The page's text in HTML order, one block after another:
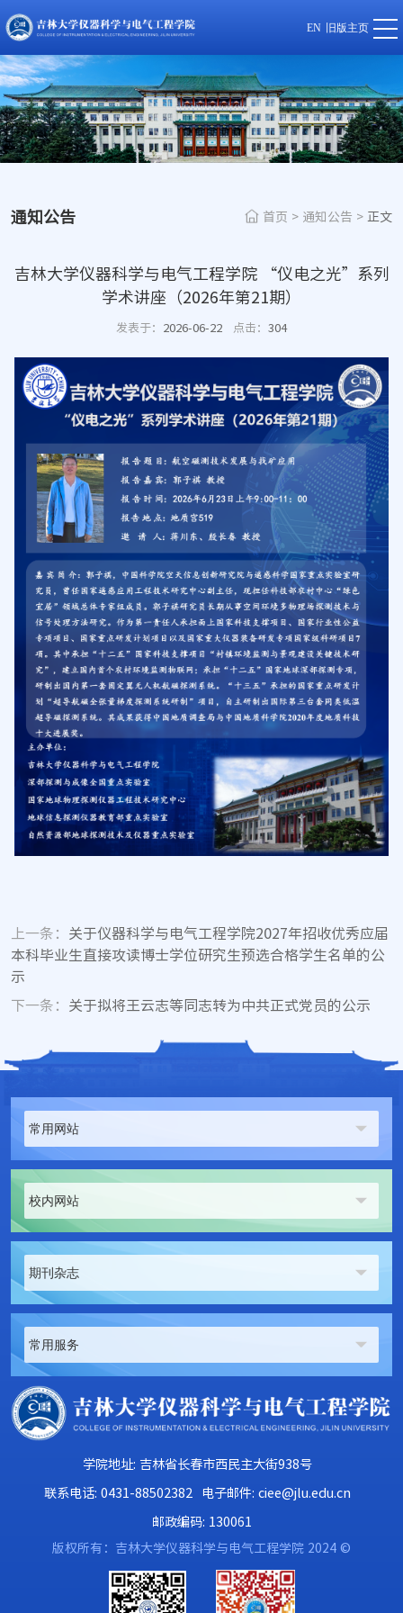
EN 旧版主页
通知公告 首页 > 通知公告 > 正文
吉林大学仪器科学与电气工程学院 “仪电之光”系列
学术讲座（2026年第21期）
发表于： 2026-06-22 点击： 304
上一条： 关于仪器科学与电气工程学院2027年招收优秀应届
本科毕业生直接攻读博士学位研究生预选合格学生名单的公
示
下一条： 关于拟将王云志等同志转为中共正式党员的公示
常用网站
校内网站
期刊杂志
常用服务
学院地址: 吉林省长春市西民主大街938号
联系电话: 0431-88502382 电子邮件: ciee@jlu.edu.cn
邮政编码: 130061
版权所有：吉林大学仪器科学与电气工程学院 2024 ©